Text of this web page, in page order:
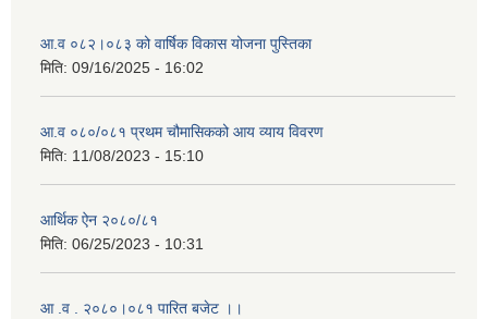
आ.व ०८२।०८३ को वार्षिक विकास योजना पुस्तिका
मिति: 09/16/2025 - 16:02
आ.व ०८०/०८१ प्रथम चौमासिकको आय व्याय विवरण
मिति: 11/08/2023 - 15:10
आर्थिक ऐन २०८०/८१
मिति: 06/25/2023 - 10:31
आ .व . २०८०।०८१ पारित बजेट ।।